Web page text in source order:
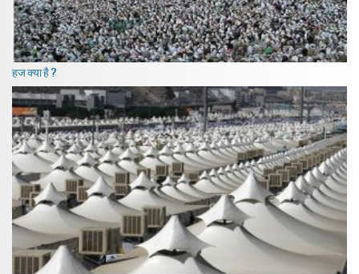
हज क्या है ?